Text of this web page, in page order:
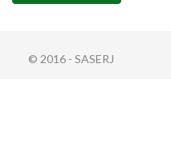
© 2016 - SASERJ